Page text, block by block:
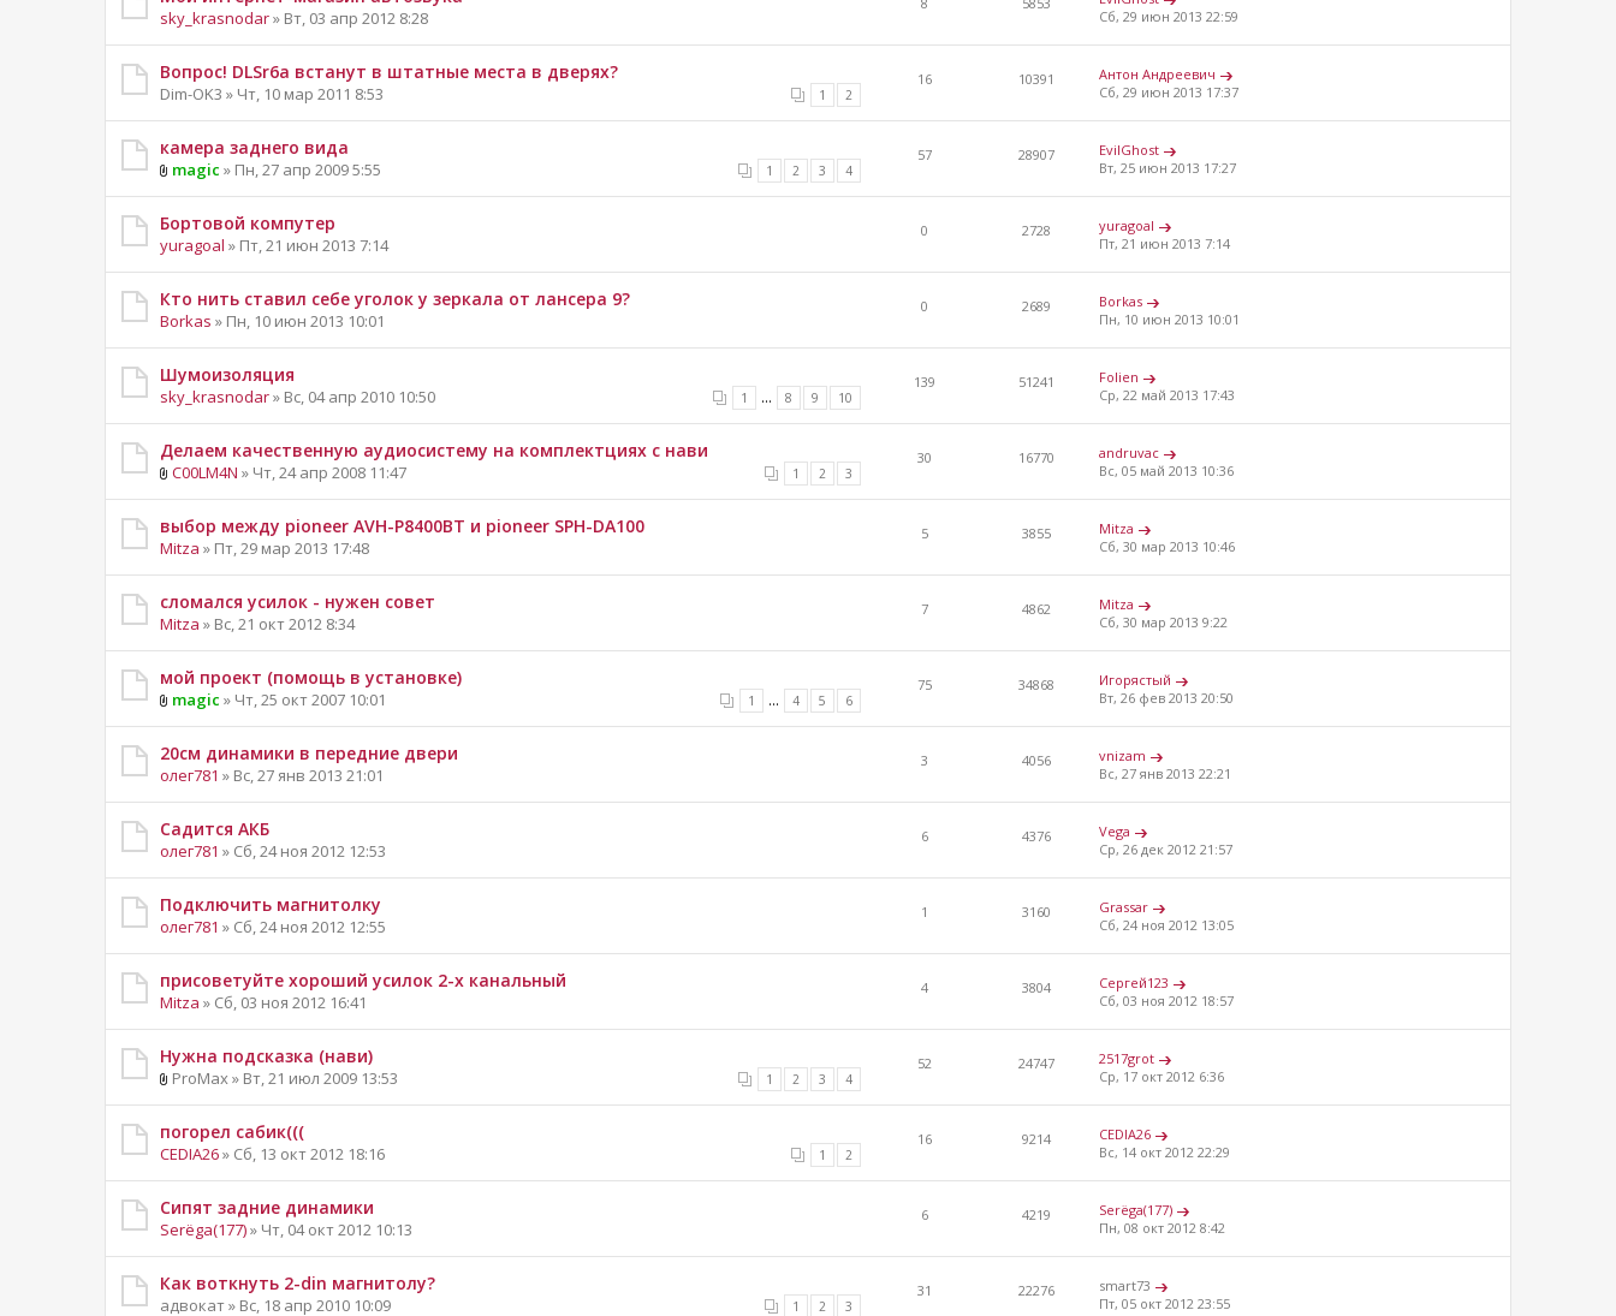
sky_krasnodar» Вт, 03 апр 2012 8:28
Сб, 29 июн 2013 22:59
Вопрос! DLSr6a встанут в штатные места в дверях?
1 2
Dim-OK3 » Чт, 10 мар 2011 8:53
16 10391
Aнтон Андреевич
Сб, 29 июн 2013 17:37
камера заднего вида
1 2 3 4
magic » Пн, 27 апр 2009 5:55
57 28907
EvilGhost
Вт, 25 июн 2013 17:27
Бортовой компутер
yuragoal » Пт, 21 июн 2013 7:14
0 2728
yuragoal
Пт, 21 июн 2013 7:14
Кто нить ставил себе уголок у зеркала от лансера 9?
Borkas » Пн, 10 июн 2013 10:01
0 2689
Borkas
Пн, 10 июн 2013 10:01
Шумоизоляция
1 ... 8 9 10
sky_krasnodar» Вс, 04 апр 2010 10:50
139 51241
Folien
Ср, 22 май 2013 17:43
Делаем качественную аудиосистему на комплектциях с нави
1 2 3
C00LM4N » Чт, 24 апр 2008 11:47
30 16770
andruvac
Вс, 05 май 2013 10:36
выбор между pioneer AVH-P8400BT и pioneer SPH-DA100
Mitza » Пт, 29 мар 2013 17:48
5 3855
Mitza
Сб, 30 мар 2013 10:46
сломался усилок - нужен совет
Mitza » Вс, 21 окт 2012 8:34
7 4862
Mitza
Сб, 30 мар 2013 9:22
мой проект (помощь в установке)
1 ... 4 5 6
magic » Чт, 25 окт 2007 10:01
75 34868
Игорястый
Вт, 26 фев 2013 20:50
20см динамики в передние двери
олег781 » Вс, 27 янв 2013 21:01
3 4056
vnizam
Вс, 27 янв 2013 22:21
Садится АКБ
олег781 » Сб, 24 ноя 2012 12:53
6 4376
Vega
Ср, 26 дек 2012 21:57
Подключить магнитолку
олег781 » Сб, 24 ноя 2012 12:55
1 3160
Grassar
Сб, 24 ноя 2012 13:05
присоветуйте хороший усилок 2-х канальный
Mitza » Сб, 03 ноя 2012 16:41
4 3804
Сергей123
Сб, 03 ноя 2012 18:57
Нужна подсказка (нави)
1 2 3 4
ProMax » Вт, 21 июл 2009 13:53
52 24747
2517grot
Ср, 17 окт 2012 6:36
погорел сабик(((
1 2
CEDIA26» Сб, 13 окт 2012 18:16
16 9214
CEDIA26
Вс, 14 окт 2012 22:29
Сипят задние динамики
Serёga(177)» Чт, 04 окт 2012 10:13
6 4219
Serёga(177)
Пн, 08 окт 2012 8:42
Как воткнуть 2-din магнитолу?
1 2 3
адвокат » Вс, 18 апр 2010 10:09
31 22276
smart73
Пт, 05 окт 2012 23:55